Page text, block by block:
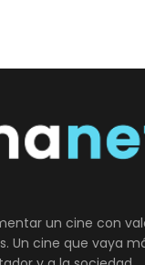
un cine con
Un cine que vaya